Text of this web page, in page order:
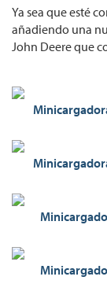
Ya sea que esté
añadiendo una
John Deere que